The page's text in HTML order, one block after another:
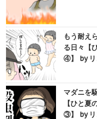
もう耐え
る日々【
④】 by リ
マダニを
【ひと
③】 by リ